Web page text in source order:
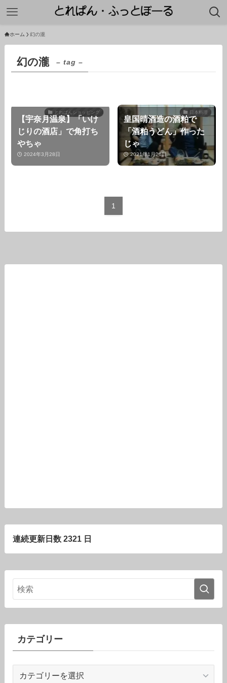
ホーム 幻の瀧
幻の瀧 – tag –
とれぱんショッピング
【宇奈月温泉】「いけ
じりの酒店」で角打ち
やちゃ
2024年3月28日
日本料理
皇国晴酒造の酒粕で
「酒粕うどん」作った
じゃ
2021年1月26日
1
連続更新日数 2321 日
カテゴリー